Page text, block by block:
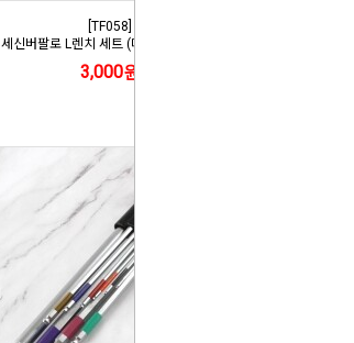
[TF058]
세신버팔로 L렌치 세트 (미니) SB-MLW7
3,000원